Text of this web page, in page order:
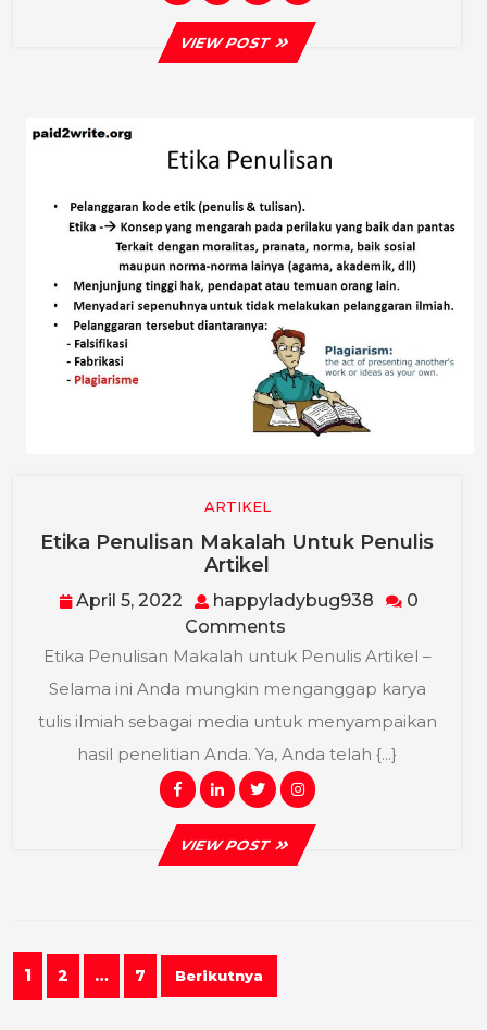
VIEW POST
VIEW
POST
ARTIKEL
Etika Penulisan Makalah Untuk Penulis
Artikel
Makalah
Untuk
Penulis
April 5, 2022
April
5,
2022
happyladybug938
0
Comments
Etika Penulisan Makalah untuk Penulis Artikel –
Selama ini Anda mungkin menganggap karya
tulis ilmiah sebagai media untuk menyampaikan
hasil penelitian Anda. Ya, Anda telah {...}
Facebook
Linkedin
TwitterInstagram
VIEW POST
VIEW
POST
Navigasi
pos
1 2 … 7 Berikutnya